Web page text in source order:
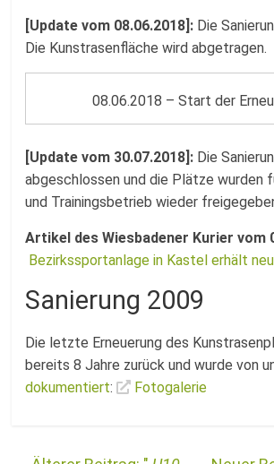
[Update vom 08.06.2018]: Die
Die Kunstrasenfläche wird abgetragen.
08.06.2018 – Start der
[Update vom 30.07.2018]: Die
abgeschlossen und die Plätze wurden
und Trainingsbetrieb wieder
Artikel des Wiesbadener Kurier vom
Bezirkssportanlage in Kastel erhält
Sanierung 2009
Die letzte Erneuerung des
bereits 8 Jahre zurück und wurde von
dokumentiert: Fotogalerie